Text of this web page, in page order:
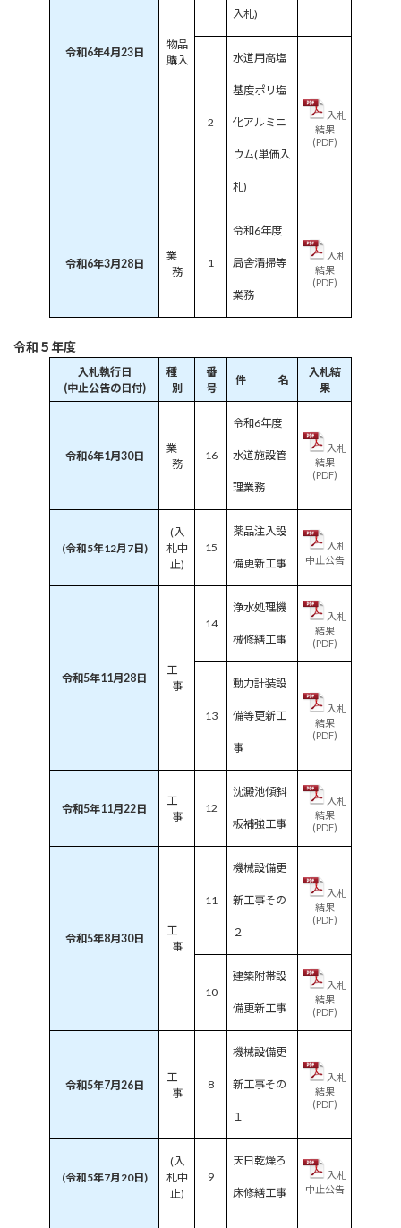
令和6年4月23日
物品
購入
入札)
2
水道用高塩
基度ポリ塩
化アルミニ
ウム(単価入
札)
入札
結果
(PDF)
令和6年3月28日
業
務
1
令和6年度
局舎清掃等
業務
入札
結果
(PDF)
令和５年度
入札執行日
(中止公告の日付)
種
別
番
号
件 名
入札結
果
令和6年1月30日
業
務
16
令和6年度
水道施設管
理業務
入札
結果
(PDF)
(令和5年12月7日)
(入
札中
止)
15
薬品注入設
備更新工事
入札
中止公告
令和5年11月28日
工
事
14
浄水処理機
械修繕工事
入札
結果
(PDF)
13
動力計装設
備等更新工
事
入札
結果
(PDF)
令和5年11月22日
工
事
12
沈澱池傾斜
板補強工事
入札
結果
(PDF)
令和5年8月30日
工
事
11
機械設備更
新工事その
２
入札
結果
(PDF)
10
建築附帯設
備更新工事
入札
結果
(PDF)
令和5年7月26日
工
事
8
機械設備更
新工事その
１
入札
結果
(PDF)
(令和5年7月20日)
(入
札中
止)
9
天日乾燥ろ
床修繕工事
入札
中止公告